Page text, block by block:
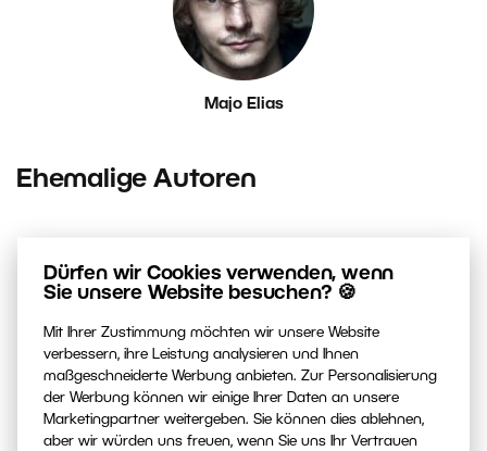
Dürfen wir Cookies verwenden, wenn
Sie unsere Website besuchen? 🍪
Mit Ihrer Zustimmung möchten wir unsere Website
verbessern, ihre Leistung analysieren und Ihnen
maßgeschneiderte Werbung anbieten. Zur Personalisierung
der Werbung können wir einige Ihrer Daten an unsere
Marketingpartner weitergeben. Sie können dies ablehnen,
aber wir würden uns freuen, wenn Sie uns Ihr Vertrauen
Majo Elias
Ehemalige Autoren
Ester Dobiášová